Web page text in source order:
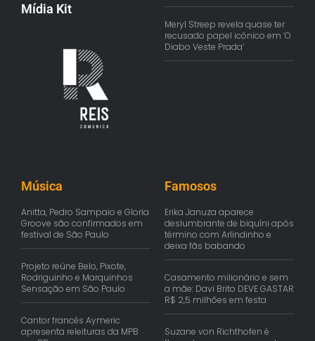
Mídia Kit
Meryl Streep revela quase ter
recusado papel icônico em ‘O
Diabo Veste Prada’
Música
Anitta, Pedro Sampaio e Gloria
Groove são confirmados em
festival de São Paulo
Projeto reúne Belo, Pixote,
Rodriguinho e Marquinhos
Sensação em São Paulo
Cantor francês Aymeric
apresenta releituras da MPB
Famosos
Erika Januza aparece
deslumbrante de biquíni após
término com Arlindinho e
deixa fãs babando
Casamento milionário e sem
a mãe: Davi Brito DEVE GASTAR
R$ 2,5 milhões em festa
Suzane von Richthofen é